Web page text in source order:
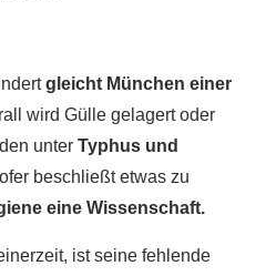
gleicht München einer
wird Gülle gelagert oder
unter Typhus und
beschließt etwas zu
eine Wissenschaft.
ist seine fehlende